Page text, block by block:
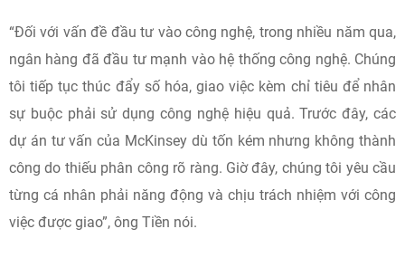
“Đối với vấn đề đầu tư vào công nghệ, trong nhiều năm qua,
ngân hàng đã đầu tư mạnh vào hệ thống công nghệ. Chúng
tôi tiếp tục thúc đẩy số hóa, giao việc kèm chỉ tiêu để nhân
sự buộc phải sử dụng công nghệ hiệu quả. Trước đây, các
dự án tư vấn của McKinsey dù tốn kém nhưng không thành
công do thiếu phân công rõ ràng. Giờ đây, chúng tôi yêu cầu
từng cá nhân phải năng động và chịu trách nhiệm với công
việc được giao”, ông Tiền nói.